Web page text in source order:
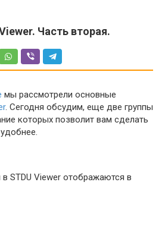
Часть вторая.
мы рассмотрели основные
. Сегодня обсудим, еще две группы
которых позволит вам сделать
STDU Viewer отображаются в